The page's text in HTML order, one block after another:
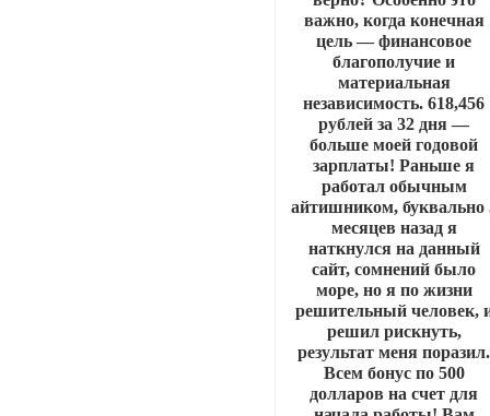
важно, когда конечная
цель — финансовое
благополучие и
материальная
независимость. 618,456
рублей за 32 дня —
больше моей годовой
зарплаты! Раньше я
работал обычным
айтишником, буквально
месяцев назад я
наткнулся на данный
сайт, сомнений было
море, но я по жизни
решительный человек,
решил рискнуть,
результат меня поразил.
Всем бонус по 500
долларов на счет для